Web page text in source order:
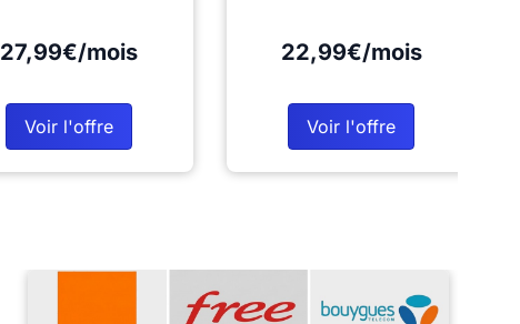
27,99€/mois
Voir l'offre
22,99€/mois
Voir l'offre